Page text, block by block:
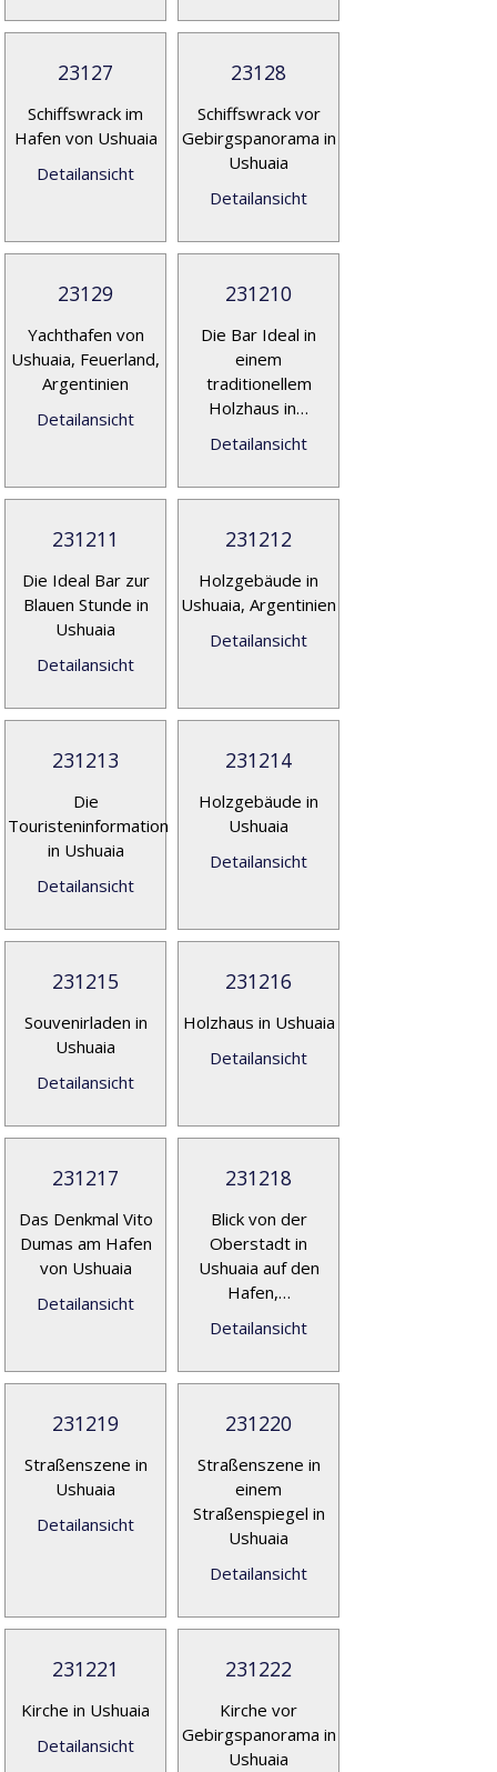
23127
Schiffswrack im
Hafen von Ushuaia
Detailansicht
23128
Schiffswrack vor
Gebirgspanorama in
Ushuaia
Detailansicht
23129
Yachthafen von
Ushuaia, Feuerland,
Argentinien
Detailansicht
231210
Die Bar Ideal in
einem
traditionellem
Holzhaus in…
Detailansicht
231211
Die Ideal Bar zur
Blauen Stunde in
Ushuaia
Detailansicht
231212
Holzgebäude in
Ushuaia, Argentinien
Detailansicht
231213
Die
Touristeninformation
in Ushuaia
Detailansicht
231214
Holzgebäude in
Ushuaia
Detailansicht
231215
Souvenirladen in
Ushuaia
Detailansicht
231216
Holzhaus in Ushuaia
Detailansicht
231217
Das Denkmal Vito
Dumas am Hafen
von Ushuaia
Detailansicht
231218
Blick von der
Oberstadt in
Ushuaia auf den
Hafen,…
Detailansicht
231219
Straßenszene in
Ushuaia
Detailansicht
231220
Straßenszene in
einem
Straßenspiegel in
Ushuaia
Detailansicht
231221
Kirche in Ushuaia
Detailansicht
231222
Kirche vor
Gebirgspanorama in
Ushuaia